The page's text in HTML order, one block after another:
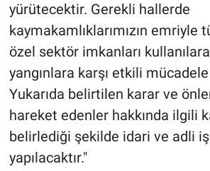
yürütecektir. Gerekli hallerde
kaymakamlıklarımızın emriyle
özel sektör imkanları
yangınlara karşı etkili mücadele
Yukarıda belirtilen karar ve
hareket edenler hakkında ilgili
belirlediği şekilde idari ve adli
yapılacaktır."